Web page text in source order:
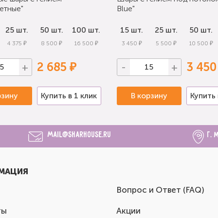
25 шт.
4 375 ₽
50 шт.
8 500 ₽
100 шт.
16 500 ₽
+ 2 685 ₽
Купить в 1 клик
Blue"
15 шт.
3 450 ₽
25 шт.
5 500 ₽
50 шт.
10 500 ₽
- + 3
В корзину Купить
mail@sharhouse.ru г.
Вопрос и Ответ (FAQ)
Акции